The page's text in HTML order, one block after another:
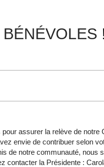
!
assurer la relève de notre
envie de contribuer selon
de notre communauté, nous
contacter la Présidente :